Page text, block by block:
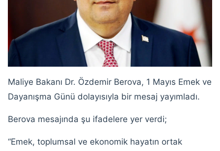
Maliye Bakanı Dr. Özdemir Berova, 1 Mayıs Emek ve
Dayanışma Günü dolayısıyla bir mesaj yayımladı.
Berova mesajında şu ifadelere yer verdi;
“Emek, toplumsal ve ekonomik hayatın ortak